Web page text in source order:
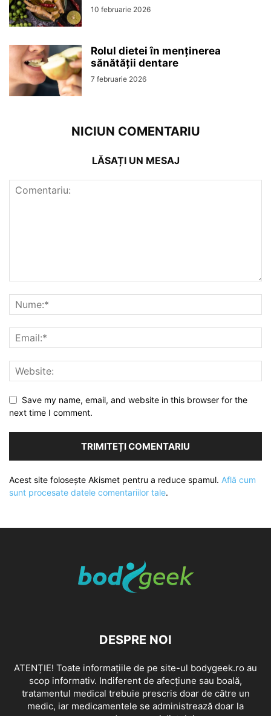
10 februarie 2026
Rolul dietei în menținerea
sănătății dentare
7 februarie 2026
NICIUN COMENTARIU
LĂSAȚI UN MESAJ
Save my name, email, and website in this browser for the
next time I comment.
Acest site folosește Akismet pentru a reduce spamul. Află cum
sunt procesate datele comentariilor tale.
DESPRE NOI
ATENȚIE! Toate informațiile de pe site-ul bodygeek.ro au
scop informativ. Indiferent de afecțiune sau boală,
tratamentul medical trebuie prescris doar de către un
medic, iar medicamentele se administrează doar la